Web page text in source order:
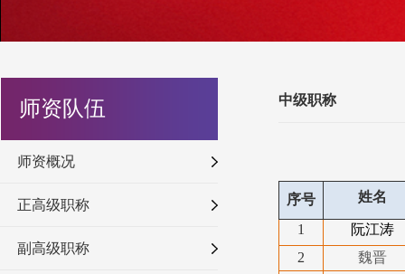
师资队伍
师资概况
正高级职称
副高级职称
中级职称
序号 姓名
1
阮江涛
2
魏晋